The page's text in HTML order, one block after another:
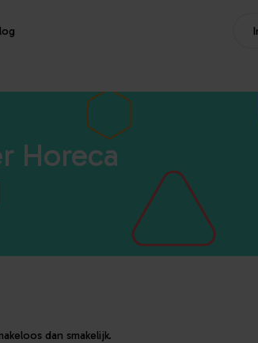
Horeca
dan smakelijk.